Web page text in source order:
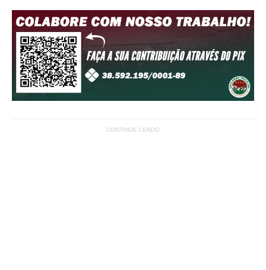
CONTINUE LENDO